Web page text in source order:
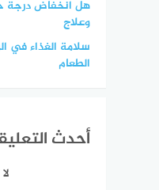
هل انخفاض درجة
وعلاج
سلامة الغذاء في
الطعام
أحدث